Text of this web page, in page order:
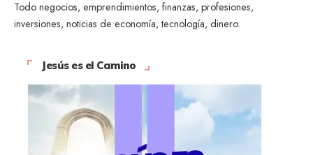
Todo negocios, emprendimientos, finanzas, profesiones,
inversiones, noticias de economía, tecnología, dinero.
Jesús es el Camino